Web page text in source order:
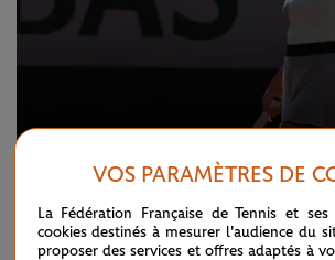
EN DIRECT : premiers
effectué
VOS PARAMÈTRES DE
La Fédération Française de Tennis et
cookies destinés à mesurer l'audience du
proposer des services et offres adaptés à